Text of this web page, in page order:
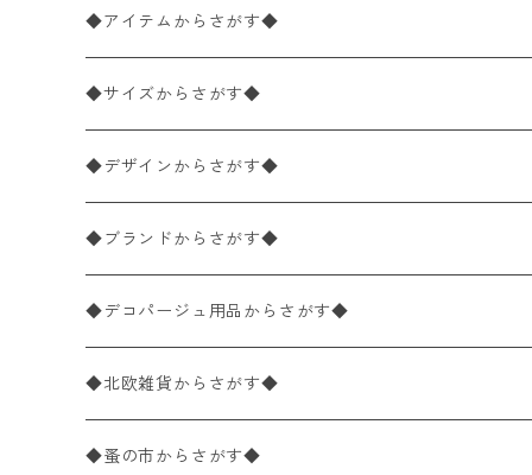
◆アイテムからさがす◆
ペーパーナプキン2枚バラ売り
ペーパーナプキン1枚バラ売り
ペーパーナプキン20枚入りパック
ペーパーナプキン10枚入りパック
ライスペーパー
ペーパーリネンナプキン
◆サイズからさがす◆
33×33cm（ランチサイズ）
バラ売り
パック売り
25×25cm（カクテルサイズ）
バラ売り
パック売り
40×40cm（ディナーサイズ）
バラ売り
パック売り
21×21cm（ポケットサイズ）
バラ売り
33cm（ラウンド）
◆デザインからさがす◆
花柄
植物・グリーン柄
動物・鳥・昆虫・蝶柄
海・魚柄
◆ブランドからさがす◆
ドイツ製 IHR/イア
ランチサイズ
カクテルサイズ
ドイツ製 Ambiente/アンビエンテ
ランチサイズ
ドイツ製 Paperproducts Design
◆デコパージュ用品からさがす◆
デコパージュ液
デコパージュ下地
◆北欧雑貨からさがす◆
シリコンモールド
◆蚤の市からさがす◆